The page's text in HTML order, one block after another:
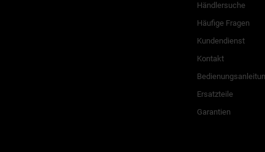
Händlersuche
Häufige Fragen
Kundendienst
Kontakt
Ersatzteile
Garantien